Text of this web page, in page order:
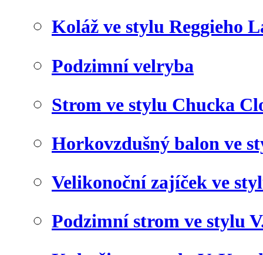
Koláž ve stylu Reggieho
Podzimní velryba
Strom ve stylu Chucka
Horkovzdušný balon ve
Velikonoční zajíček ve
Podzimní strom ve stylu